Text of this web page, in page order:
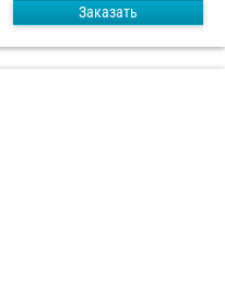
Заказать